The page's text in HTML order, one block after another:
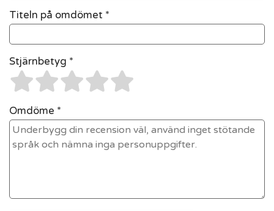
Titeln på omdömet *
Stjärnbetyg *
Omdöme *